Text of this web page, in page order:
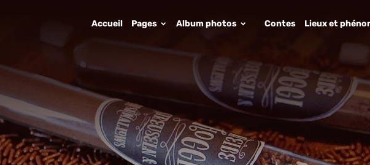
Accueil Pages Album photos Contes Lieux et